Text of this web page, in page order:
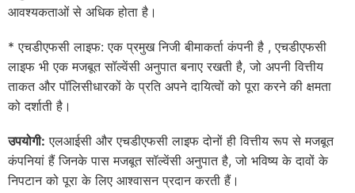
आवश्यकताओं से अधिक होता है।
* एचडीएफसी लाइफ: एक प्रमुख निजी बीमाकर्ता कंपनी है , एचडीएफसी
लाइफ भी एक मजबूत सॉल्वेंसी अनुपात बनाए रखती है, जो अपनी वित्तीय
ताकत और पॉलिसीधारकों के प्रति अपने दायित्वों को पूरा करने की क्षमता
को दर्शाती है।
उपयोगी: एलआईसी और एचडीएफसी लाइफ दोनों ही वित्तीय रूप से मजबूत
कंपनियां हैं जिनके पास मजबूत सॉल्वेंसी अनुपात है, जो भविष्य के दावों के
निपटान को पूरा के लिए आश्वासन प्रदान करती हैं।